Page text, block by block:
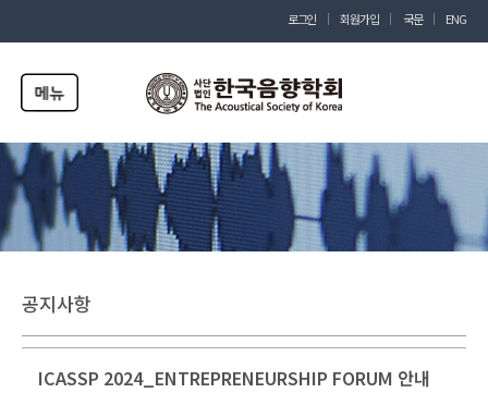
로그인 회원가입 국문 ENG
공지사항
ICASSP 2024_ENTREPRENEURSHIP FORUM 안내